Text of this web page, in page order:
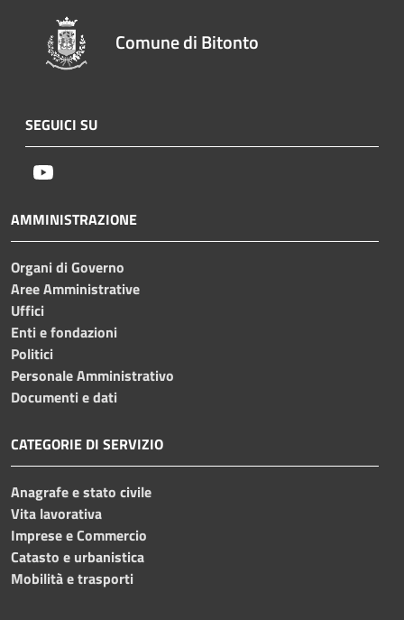
Comune di Bitonto
SEGUICI SU
AMMINISTRAZIONE
Organi di Governo
Aree Amministrative
Uffici
Enti e fondazioni
Politici
Personale Amministrativo
Documenti e dati
CATEGORIE DI SERVIZIO
Anagrafe e stato civile
Vita lavorativa
Imprese e Commercio
Catasto e urbanistica
Mobilità e trasporti